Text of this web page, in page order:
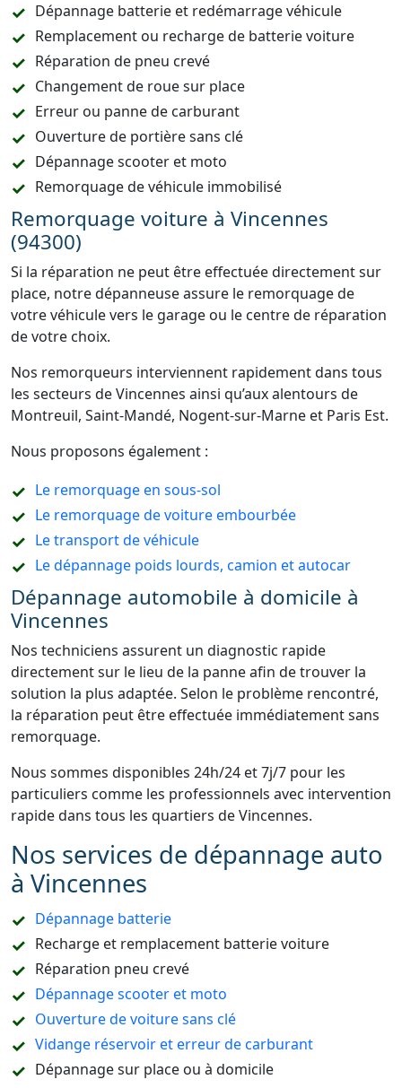
Dépannage batterie et redémarrage véhicule
Remplacement ou recharge de batterie voiture
Réparation de pneu crevé
Changement de roue sur place
Erreur ou panne de carburant
Ouverture de portière sans clé
Dépannage scooter et moto
Remorquage de véhicule immobilisé
Remorquage voiture à Vincennes
(94300)
Si la réparation ne peut être effectuée directement sur
place, notre dépanneuse assure le remorquage de
votre véhicule vers le garage ou le centre de réparation
de votre choix.
Nos remorqueurs interviennent rapidement dans tous
les secteurs de Vincennes ainsi qu’aux alentours de
Montreuil, Saint-Mandé, Nogent-sur-Marne et Paris Est.
Nous proposons également :
Le remorquage en sous-sol
Le remorquage de voiture embourbée
Le transport de véhicule
Le dépannage poids lourds, camion et autocar
Dépannage automobile à domicile à
Vincennes
Nos techniciens assurent un diagnostic rapide
directement sur le lieu de la panne afin de trouver la
solution la plus adaptée. Selon le problème rencontré,
la réparation peut être effectuée immédiatement sans
remorquage.
Nous sommes disponibles 24h/24 et 7j/7 pour les
particuliers comme les professionnels avec intervention
rapide dans tous les quartiers de Vincennes.
Nos services de dépannage auto
à Vincennes
Dépannage batterie
Recharge et remplacement batterie voiture
Réparation pneu crevé
Dépannage scooter et moto
Ouverture de voiture sans clé
Vidange réservoir et erreur de carburant
Dépannage sur place ou à domicile